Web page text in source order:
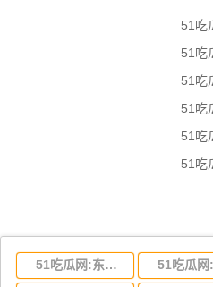
51吃瓜网:东莞到湖北省物流专线,东莞到湖北省物流公司